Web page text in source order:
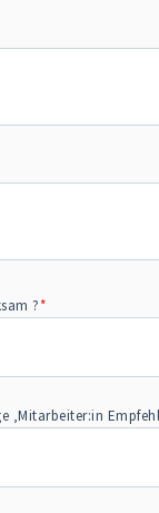
?*
‚Mitarbeiter:in